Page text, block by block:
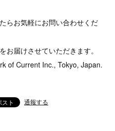
らお気軽にお問い合わせくだ
お届けさせていただきます。
of Current Inc., Tokyo, Japan.
通報する